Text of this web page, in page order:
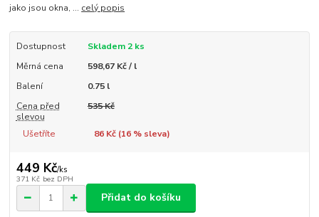
jako jsou okna, ... celý popis
Dostupnost
Skladem 2 ks
Měrná cena
598,67 Kč / l
Balení
0.75 l
Cena před
slevou
535 Kč
Ušetříte 86 Kč (16% sleva)
449 Kč/ks
371 Kč bez DPH
Přidat do košíku